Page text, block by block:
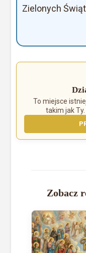
Zielonych
To miejsce
takim jak
Zobacz